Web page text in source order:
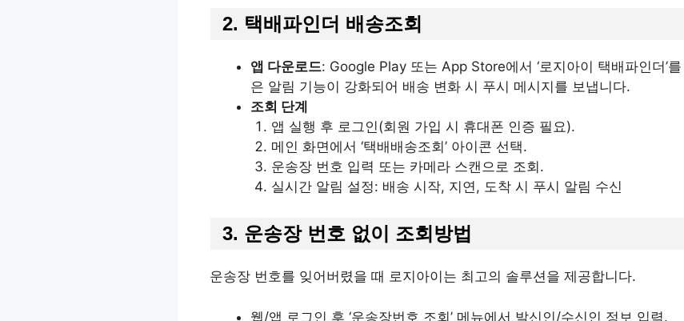
2. 택배파인더 배송조회
앱 다운로드: Google Play 또는 App Store에서 ‘로지아이 택배파인더’
은 알림 기능이 강화되어 배송 변화 시 푸시 메시지를 보냅니다.
조회 단계
앱 실행 후 로그인(회원 가입 시 휴대폰 인증 필요).
메인 화면에서 ‘택배배송조회’ 아이콘 선택.
운송장 번호 입력 또는 카메라 스캔으로 조회.
실시간 알림 설정: 배송 시작, 지연, 도착 시 푸시 알림 수신
3. 운송장 번호 없이 조회방법
운송장 번호를 잊어버렸을 때 로지아이는 최고의 솔루션을 제공합니다.
웹/앱 로그인 후 ‘운송장번호 조회’ 메뉴에서 발신인/수신인 정보 입력.